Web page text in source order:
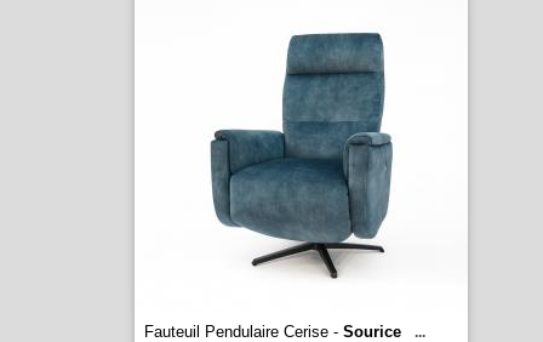
Fauteuil Pendulaire Cerise - Sourice ...